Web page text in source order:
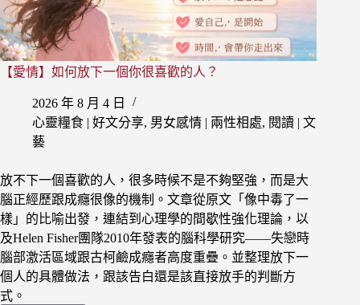
【愛情】如何放下一個你很喜歡的人？
2026 年 8 月 4 日
心靈糧食 | 好文分享, 男女感情 | 兩性相處, 閱讀 | 文
藝
放不下一個喜歡的人，很多時候不是不夠堅強，而是大
腦正經歷跟成癮很像的機制。文章從原文「像中毒了一
樣」的比喻出發，連結到心理學的間歇性強化理論，以
及Helen Fisher團隊2010年發表的腦科學研究——失戀時
腦部激活區域跟古柯鹼成癮者高度重疊。並整理放下一
個人的具體做法，跟該告白還是該直接放手的判斷方
式。